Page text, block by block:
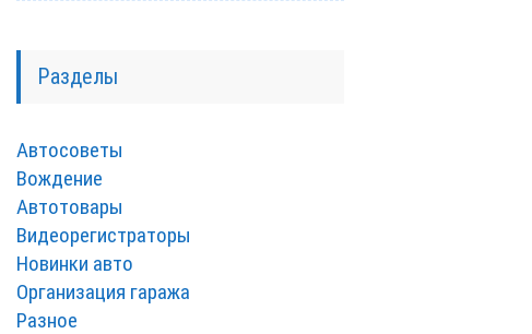
Разделы
Автосоветы
Вождение
Автотовары
Видеорегистраторы
Новинки авто
Организация гаража
Разное